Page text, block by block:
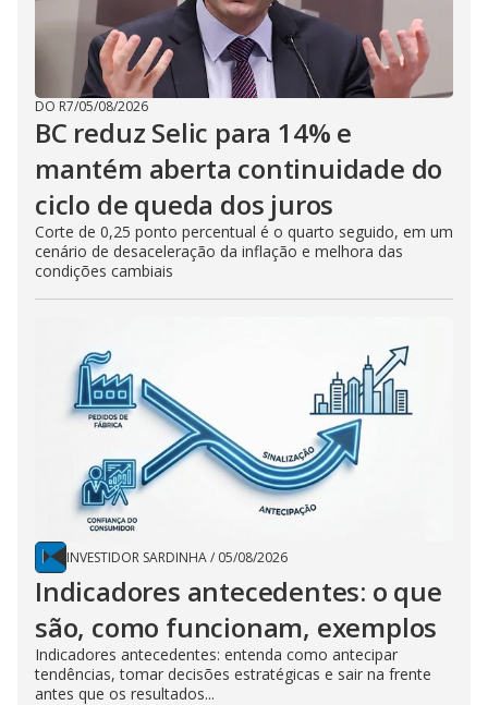
DO R7/05/08/2026
BC reduz Selic para 14% e
mantém aberta continuidade do
ciclo de queda dos juros
Corte de 0,25 ponto percentual é o quarto seguido, em um
cenário de desaceleração da inflação e melhora das
condições cambiais
INVESTIDOR SARDINHA/ 05/08/2026
Indicadores antecedentes: o que
são, como funcionam, exemplos
Indicadores antecedentes: entenda como antecipar
tendências, tomar decisões estratégicas e sair na frente
antes que os resultados...